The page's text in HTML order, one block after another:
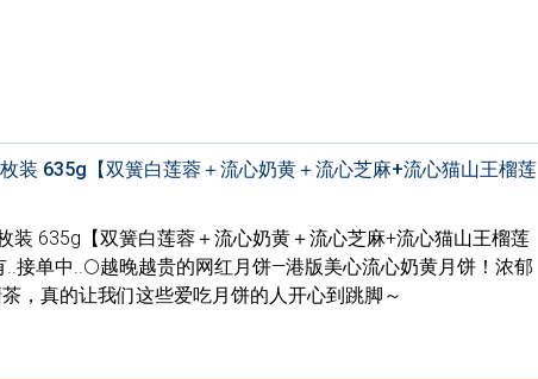
装 635g【双簧白莲蓉＋流心奶黄＋流心芝麻+流心猫山王榴莲
装 635g【双簧白莲蓉＋流心奶黄＋流心芝麻+流心猫山王榴莲
接单中..🌕越晚越贵的网红月饼—港版美心流心奶黄月饼！浓郁
，真的让我们这些爱吃月饼的人开心到跳脚～